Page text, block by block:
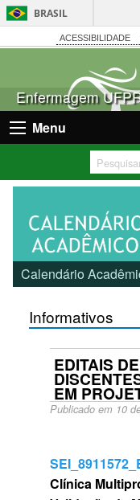
BRASIL
ACESSIBILIDADE
Enfermagem
Menu
Calendário
Informativos
EDITAIS
EM
Publicado em 10
Clínica